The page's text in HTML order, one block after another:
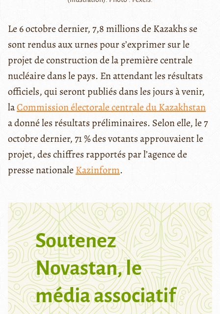
Le 6 octobre dernier, 7,8 millions de Kazakhs se
sont rendus aux urnes pour s’exprimer sur le
projet de construction de la première centrale
nucléaire dans le pays. En attendant les résultats
officiels, qui seront publiés dans les jours à venir,
laCommission électorale centrale du Kazakhstan
a donné les résultats préliminaires. Selon elle, le 7
octobre dernier, 71 % des votants approuvaient le
projet, des chiffres rapportés par l’agence de
presse nationale Kazinform.
Soutenez
Novastan, le
média associatif